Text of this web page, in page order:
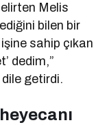
Melis
bilen bir
sahip çıkan
dedim,”
getirdi.